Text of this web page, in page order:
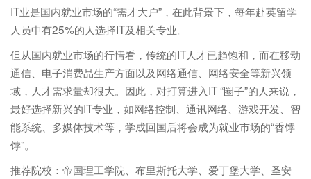
IT业是国内就业市场的“需才大户”，在此背景下，每年赴英留学
人员中有25%的人选择IT及相关专业。
但从国内就业市场的行情看，传统的IT人才已趋饱和，而在移动
通信、电子消费品生产方面以及网络通信、网络安全等新兴领
域，人才需求量却很大。因此，对打算进入IT “圈子”的人来说，
最好选择新兴的IT专业，如网络控制、通讯网络、游戏开发、智
能系统、多媒体技术等，学成回国后将会成为就业市场的“香饽
饽”。
推荐院校：帝国理工学院、布里斯托大学、爱丁堡大学、圣安